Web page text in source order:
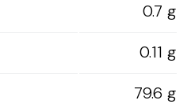
0.7 g
0.11 g
79.6 g